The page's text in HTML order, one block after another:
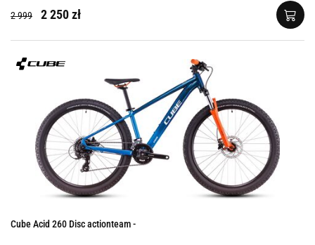
2 999 2 250 zł
Cube Acid 260 Disc actionteam -